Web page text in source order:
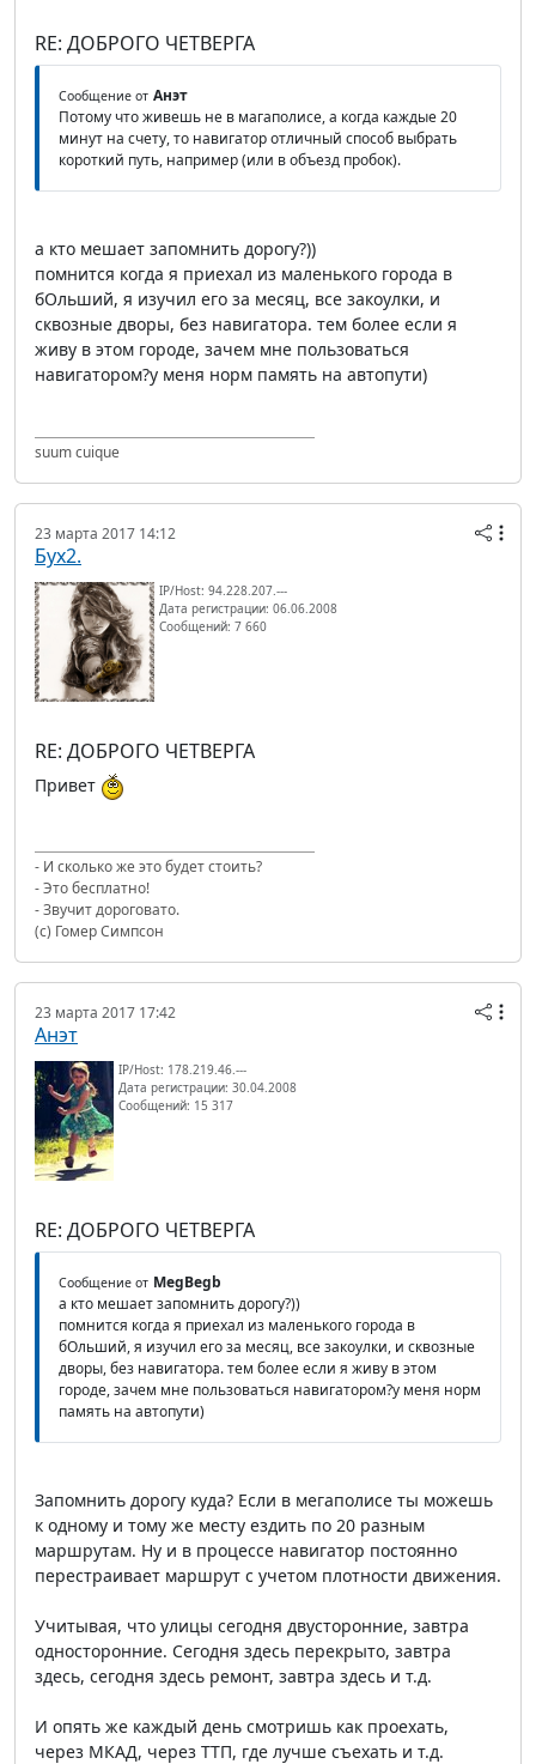
RE: ДОБРОГО ЧЕТВЕРГА
Сообщение от Анэт
Потому что живешь не в магаполисе, а когда каждые 20
минут на счету, то навигатор отличный способ выбрать
короткий путь, например (или в объезд пробок).
а кто мешает запомнить дорогу?))
помнится когда я приехал из маленького города в
бОльший, я изучил его за месяц, все закоулки, и
сквозные дворы, без навигатора. тем более если я
живу в этом городе, зачем мне пользоваться
навигатором?у меня норм память на автопути)
suum cuique
23 марта 2017 14:12
Бух2.
IP/Host: 94.228.207.---
Дата регистрации: 06.06.2008
Сообщений: 7 660
RE: ДОБРОГО ЧЕТВЕРГА
Привет
- И сколько же это будет стоить?
- Это бесплатно!
- Звучит дороговато.
(с) Гомер Симпсон
23 марта 2017 17:42
Анэт
IP/Host: 178.219.46.---
Дата регистрации: 30.04.2008
Сообщений: 15 317
RE: ДОБРОГО ЧЕТВЕРГА
Сообщение от MegBegb
а кто мешает запомнить дорогу?))
помнится когда я приехал из маленького города в
бОльший, я изучил его за месяц, все закоулки, и сквозные
дворы, без навигатора. тем более если я живу в этом
городе, зачем мне пользоваться навигатором?у меня норм
память на автопути)
Запомнить дорогу куда? Если в мегаполисе ты можешь
к одному и тому же месту ездить по 20 разным
маршрутам. Ну и в процессе навигатор постоянно
перестраивает маршрут с учетом плотности движения.
Учитывая, что улицы сегодня двусторонние, завтра
односторонние. Сегодня здесь перекрыто, завтра
здесь, сегодня здесь ремонт, завтра здесь и т.д.
И опять же каждый день смотришь как проехать,
через МКАД, через ТТП, где лучше съехать и т.д.